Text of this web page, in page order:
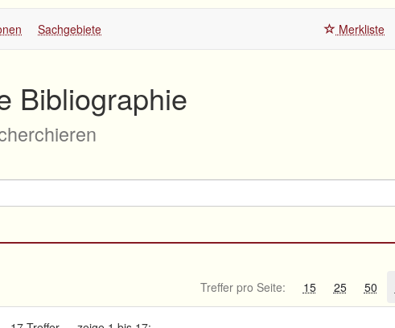
Sachgebiete Merkliste
Bibliographie
Treffer pro Seite: 15 25 50